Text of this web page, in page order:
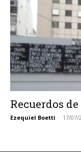
Recuerdos
Ezequiel Boetti - 17/07/